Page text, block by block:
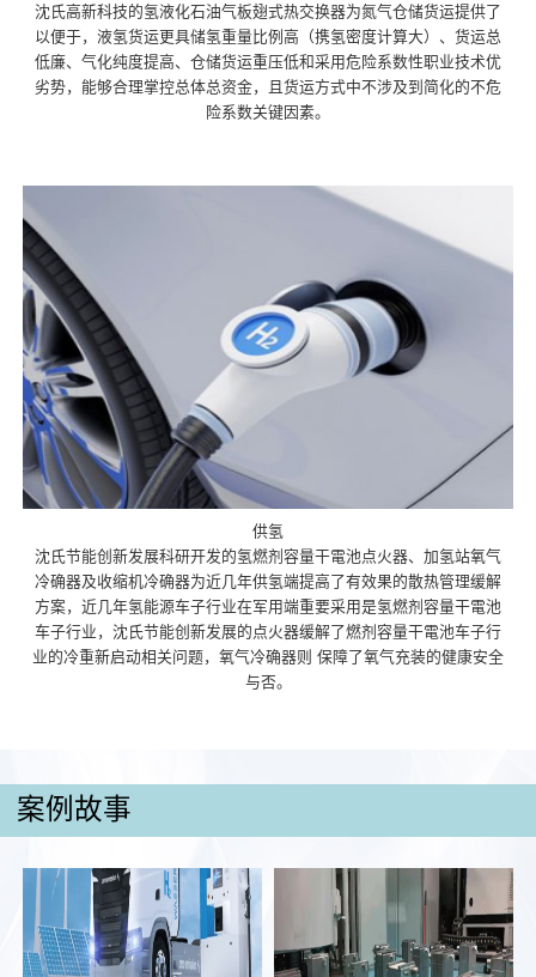
沈氏高新科技的氢液化石油气板翅式热交换器为氮气仓储货运提供了
以便于，液氢货运更具储氢重量比例高（携氢密度计算大）、货运总
低廉、气化纯度提高、仓储货运重压低和采用危险系数性职业技术优
劣势，能够合理掌控总体总资金，且货运方式中不涉及到简化的不危
险系数关键因素。
供氢
沈氏节能创新发展科研开发的氢燃剂容量干電池点火器、加氢站氧气
冷确器及收缩机冷确器为近几年供氢端提高了有效果的散热管理缓解
方案，近几年氢能源车子行业在军用端重要采用是氢燃剂容量干電池
车子行业，沈氏节能创新发展的点火器缓解了燃剂容量干電池车子行
业的冷重新启动相关问题，氧气冷确器则 保障了氧气充装的健康安全
与否。
案例故事